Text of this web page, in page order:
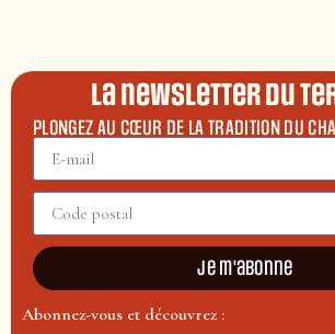
La newsletter du
PLONGEZ AU CŒUR DE LA TRADITION DU
Je m'abonne
Abonnez-vous et découvrez :